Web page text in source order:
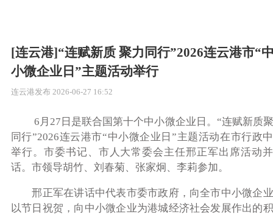
[连云港]“连赋新质 聚力同行”2026连云港市“
小微企业日”主题活动举行
连云港发布 2026-06-27 16:52
6月27日是联合国第十个中小微企业日。“连赋新质
同行”2026连云港市“中小微企业日”主题活动在市行政
举行。市委书记、市人大常委会主任邢正军出席活动
话。市领导胡竹、刘春菊、张家炯、李莉参加。
邢正军在讲话中代表市委市政府，向全市中小微企
以节日祝贺，向中小微企业为港城经济社会发展作出的